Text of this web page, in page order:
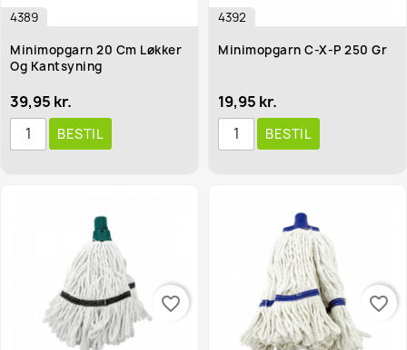
4389
Minimopgarn 20 Cm Løkker
Og Kantsyning
39,95 kr.
BESTIL
4392
Minimopgarn C-X-P 250 Gr
19,95 kr.
BESTIL
favorite_border favorite_border